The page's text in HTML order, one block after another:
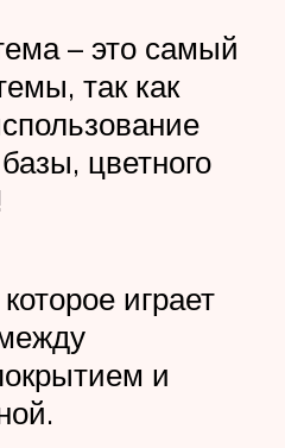
– это самый
так как
цветного
играет
и